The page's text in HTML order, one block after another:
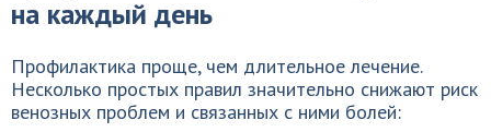
на каждый день
Профилактика проще, чем длительное лечение.
Несколько простых правил значительно снижают риск
венозных проблем и связанных с ними болей: